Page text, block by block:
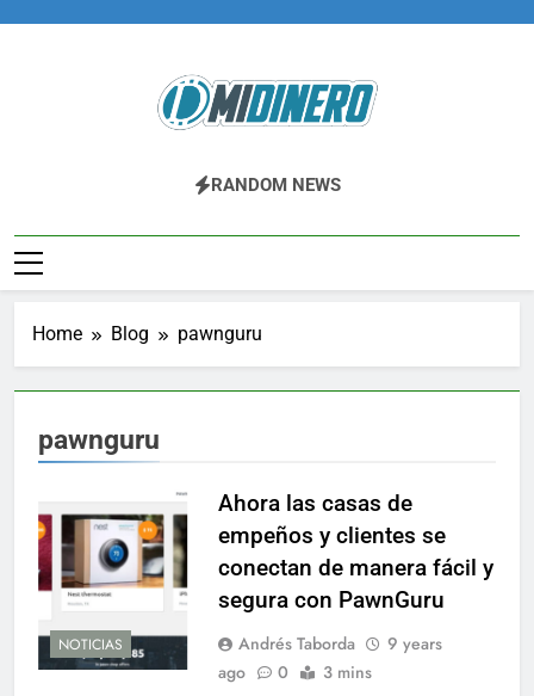
Midinero.co
Fintech, Criptomonedas
RANDOM NEWS
Home Blog pawnguru
pawnguru
NOTICIAS
Ahora las casas de
empeños y clientes se
conectan de manera fácil y
segura con PawnGuru
Andrés Taborda
9 years
ago
0 3 mins